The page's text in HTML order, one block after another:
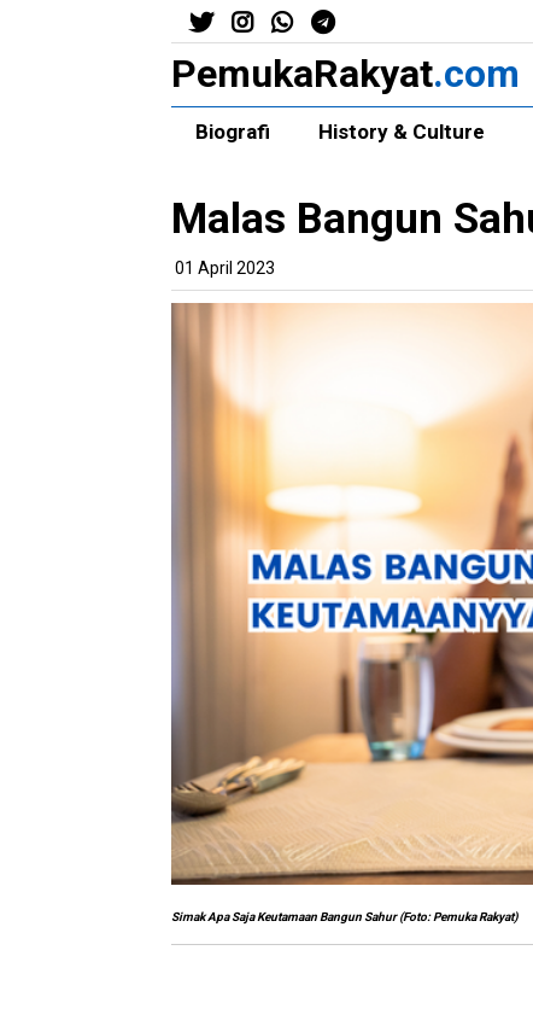
PemukaRakyat.com
Biografi History & Culture
Malas Bangun
01 April 2023
Simak Apa Saja Keutamaan Bangun Sahur (Foto: Pemuka Rakyat)